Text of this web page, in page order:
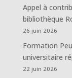
Appel à
bibliothèque
26 juin 2026
Formation
universitaire
22 juin 2026